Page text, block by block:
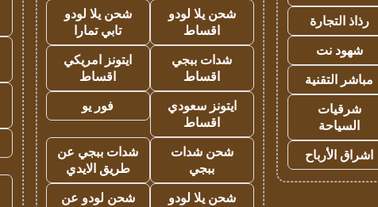
رذاذ التجارة
شهود نت
مباشر التقنية
شرقيات
السياحة
اشراق الأرباح
شحن يلا لودو
اقساط
شحن يلا لودو
تابي تمارا
شدات ببجي
اقساط
ايتونز امريكي
اقساط
ايتونز سعودي
اقساط
فور يو
شحن شدات
ببجي
شدات ببجي عن
طريق الايدي
شحن يلا لودو
شحن لودو عن